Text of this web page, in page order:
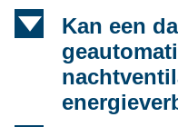
d
Kan een